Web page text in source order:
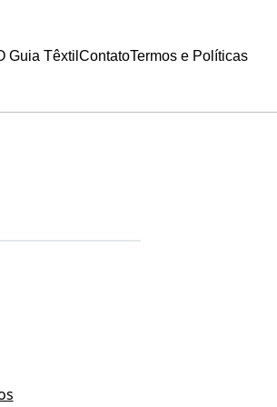
Guia Têxtil ContatoTermos e Políticas